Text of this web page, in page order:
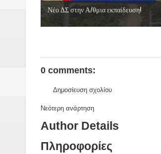
Νέο ΔΣ στην Α/θμια εκπαίδευση!
0 comments:
Δημοσίευση σχολίου
Νεότερη ανάρτηση
Author Details
Πληροφορίες